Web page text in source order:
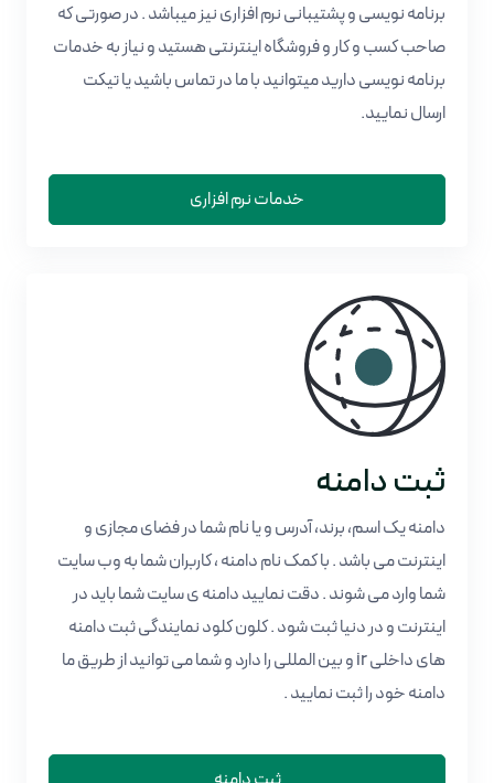
برنامه نویسی و پشتیبانی نرم افزاری نیز میباشد . در صورتی که
صاحب کسب و کار و فروشگاه اینترنتی هستید و نیاز به خدمات
برنامه نویسی دارید میتوانید با ما در تماس باشید یا تیکت
ارسال نمایید.
خدمات نرم افزاری
ثبت دامنه
دامنه یک اسم، برند، آدرس و یا نام شما در فضای مجازی و
اینترنت می باشد . با کمک نام دامنه ، کاربران شما به وب سایت
شما وارد می شوند . دقت نمایید دامنه ی سایت شما باید در
اینترنت و در دنیا ثبت شود . کلون کلود نمایندگی ثبت دامنه
های داخلی ir و بین المللی را دارد و شما می توانید از طریق ما
دامنه خود را ثبت نمایید .